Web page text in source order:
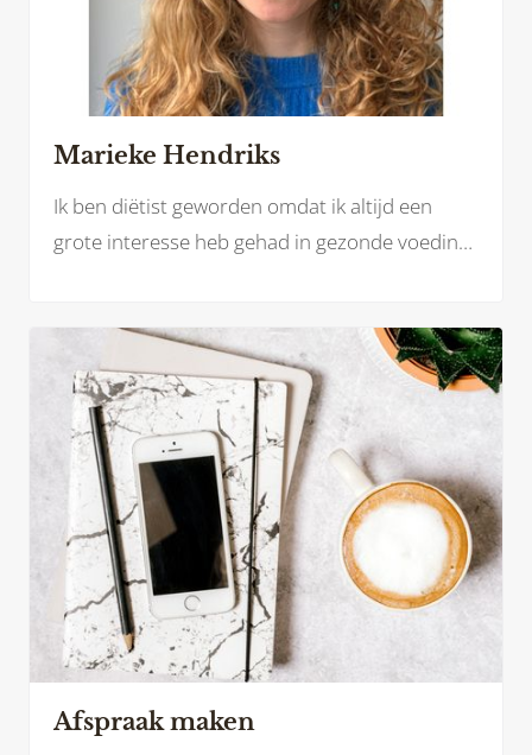
Marieke Hendriks
Ik ben diëtist geworden omdat ik altijd een
grote interesse heb gehad in gezonde voeding.
Afspraak maken